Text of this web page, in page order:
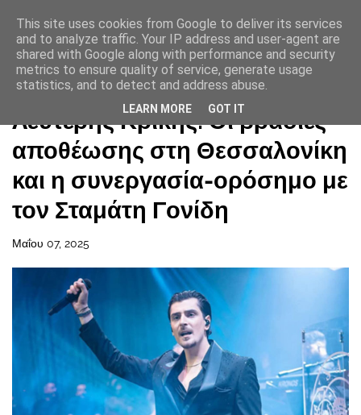
Αρχική σελίδα
Λευτέρης Κρίκης: Οι βραδιές
αποθέωσης στη Θεσσαλονίκη
και η συνεργασία-ορόσημο με
τον Σταμάτη Γονίδη
Μαΐου 07, 2025
This site uses cookies from Google to deliver its services
and to analyze traffic. Your IP address and user-agent are
shared with Google along with performance and security
metrics to ensure quality of service, generate usage
statistics, and to detect and address abuse.
LEARN MORE GOT IT